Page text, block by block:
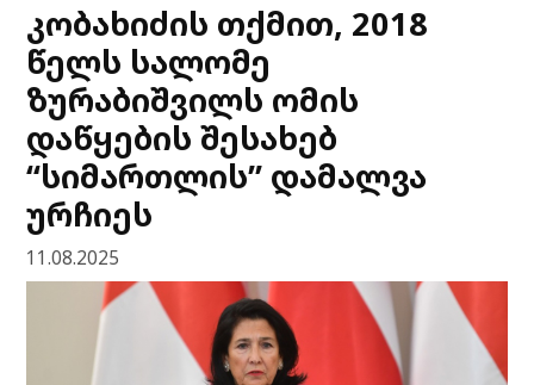
კობახიძის თქმით, 2018
წელს სალომე
ზურაბიშვილს ომის
დაწყების შესახებ
“სიმართლის” დამალვა
ურჩიეს
11.08.2025